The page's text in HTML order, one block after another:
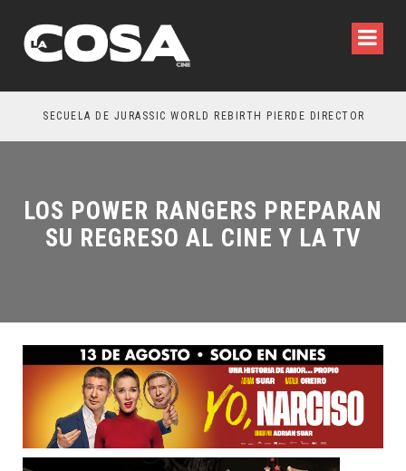
SECUELA DE JURASSIC WORLD REBIRTH PIERDE DIRECTOR
LOS POWER RANGERS PREPARAN
SU REGRESO AL CINE Y LA TV